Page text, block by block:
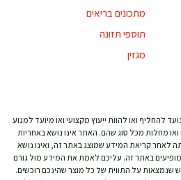
מתכונים בריאים
תוספי תזונה
מגזין
להחליף ואו להוות ייעוץ מקצועי ואו מיועד למנוע
ואו מחלות מכל סוג שהם. האתר אינו נושא באחריות
לאחר קריאת המידע שמוצג באתר זה, ואינו נושא
באתר זה. עליכם לאמת את המידע מול גורם
שנמצאות על התווית של כל מוצר שהינכם רוכשים.